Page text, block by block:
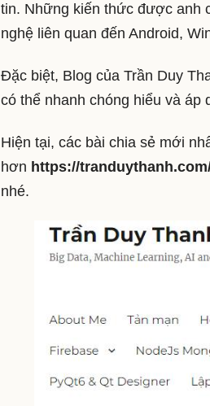
tin. Những kiến thức được anh
nghệ liên quan đến Android,
Đặc biệt, Blog của Trần Duy
có thể nhanh chóng hiểu và áp
Hiện tại, các bài chia sẻ mới
hơn https://
nhé.